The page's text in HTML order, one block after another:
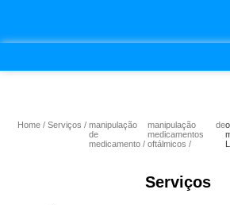
Home Serviços
manipulação
de
medicamento
manipulação de
medicamentos
oftálmicos
Serviços